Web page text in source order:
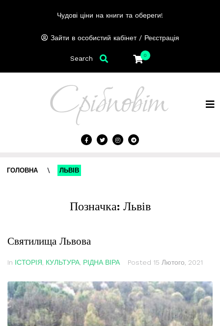
Чудові ціни на книги та обереги!
Зайти в особистий кабінет / Реєстрація
0
Search
ГОЛОВНА \ ЛЬВІВ
Позначка: Львів
Святилища Львова
In ІСТОРІЯ КУЛЬТУРА РІДНА ВІРА Posted 15 Лютого, 2021